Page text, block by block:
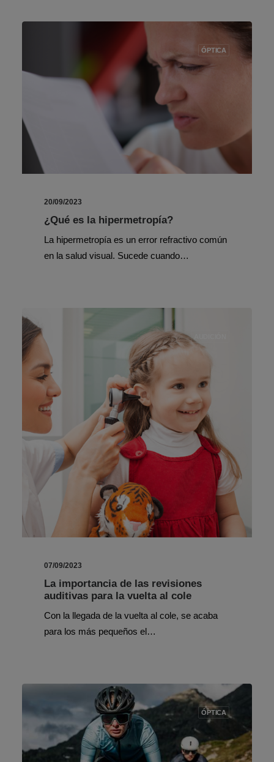
ÓPTICA
20/09/2023
¿Qué es la hipermetropía?
La hipermetropía es un error refractivo común
en la salud visual. Sucede cuando…
07/09/2023
La importancia de las revisiones
auditivas para la vuelta al cole
Con la llegada de la vuelta al cole, se acaba
para los más pequeños el…
ÓPTICA